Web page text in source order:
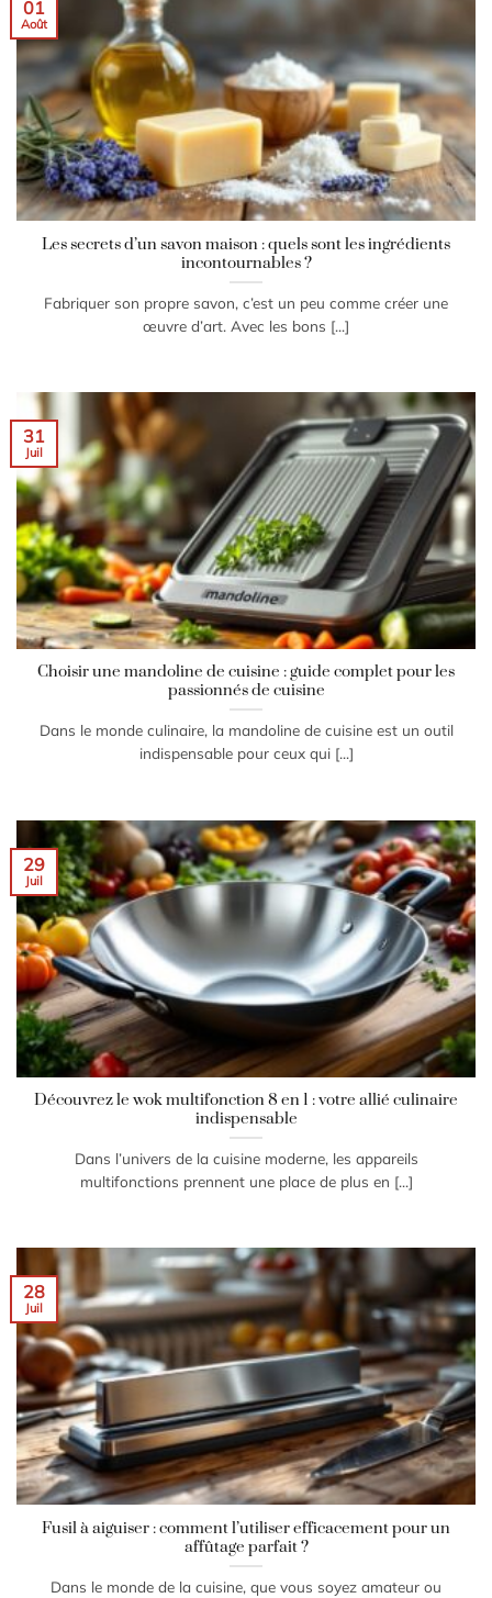
Les secrets d’un savon maison : quels sont les ingrédients
incontournables ?
Fabriquer son propre savon, c’est un peu comme créer une
œuvre d’art. Avec les bons [...]
01
Août
Choisir une mandoline de cuisine : guide complet pour les
passionnés de cuisine
Dans le monde culinaire, la mandoline de cuisine est un outil
indispensable pour ceux qui [...]
31
Juil
Découvrez le wok multifonction 8 en 1 : votre allié culinaire
indispensable
Dans l’univers de la cuisine moderne, les appareils
multifonctions prennent une place de plus en [...]
29
Juil
Fusil à aiguiser : comment l’utiliser efficacement pour un
affûtage parfait ?
Dans le monde de la cuisine, que vous soyez amateur ou
28
Juil